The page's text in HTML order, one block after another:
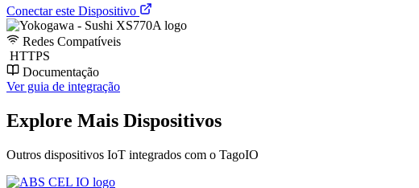
Conectar este Dispositivo
Redes Compatíveis
HTTPS
Documentação
Ver guia de integração
Explore Mais Dispositivos
Outros dispositivos IoT integrados com o TagoIO